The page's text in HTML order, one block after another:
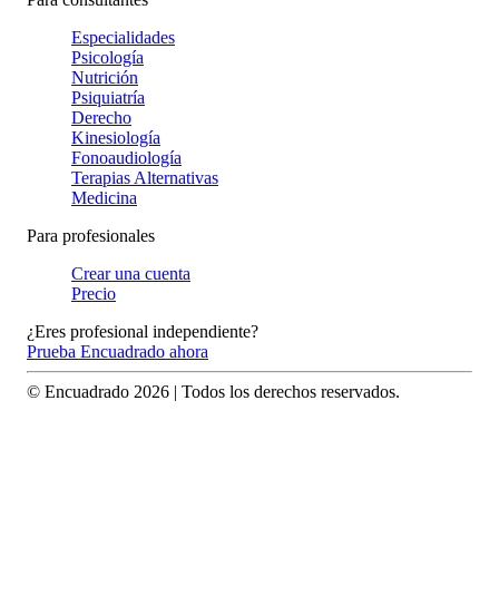
Especialidades
Psicología
Nutrición
Psiquiatría
Derecho
Kinesiología
Fonoaudiología
Terapias Alternativas
Medicina
Para profesionales
Crear una cuenta
Precio
¿Eres profesional independiente?
Prueba Encuadrado ahora
© Encuadrado 2026 | Todos los derechos reservados.